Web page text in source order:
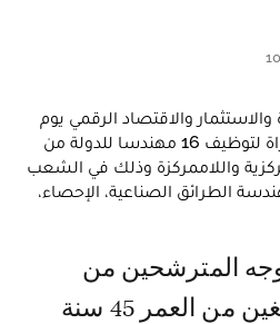
والاقتصاد الرقمي يوم
05 شتنبر 2015 بالرباط مباراة لتوظيف 16 مهندسا للدولة من
واللاممركزة وذلك في الشعب
الطرائق الصناعية، الإحصاء،
جنسية مغربية، البالغين من العمر 45 سنة